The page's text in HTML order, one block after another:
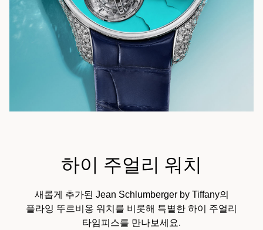
하이 주얼리 워치
새롭게 추가된 Jean Schlumberger by Tiffany의
플라잉 뚜르비옹 워치를 비롯해 특별한 하이 주얼리
타임피스를 만나보세요.